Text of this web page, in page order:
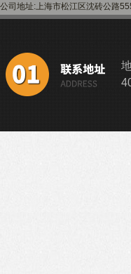
公司地址:上海市松江区沈砖公路